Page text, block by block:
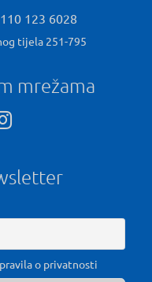
123 6028
tijela 251-795
mrežama
o privatnosti